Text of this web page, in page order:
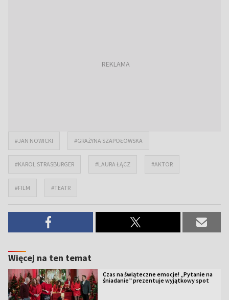
#JAN NOWICKI #GRAŻYNA SZAPOŁOWSKA
#KAROL STRASBURGER #LAURA ŁĄCZ #AKTOR
#FILM #TEATR
Więcej na ten temat
Czas na świąteczne emocje! „Pytanie na
śniadanie” prezentuje wyjątkowy spot